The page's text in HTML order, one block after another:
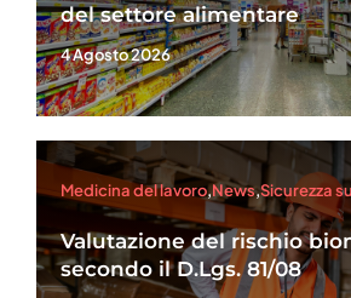
del settore alimentare
4 Agosto 2026
Medicina del lavoro,News,Sicurezza
Valutazione del rischio
secondo il D.Lgs. 81/08